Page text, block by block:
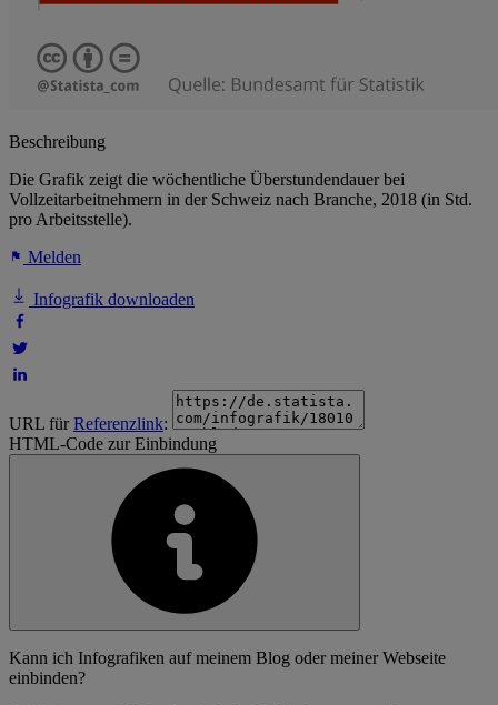
Beschreibung
Die Grafik zeigt die wöchentliche Überstundendauer bei
Vollzeitarbeitnehmern in der Schweiz nach Branche, 2018 (in Std.
pro Arbeitsstelle).
Melden
Infografik downloaden
URL fürReferenzlink:
HTML-Code zur Einbindung
Kann ich Infografiken auf meinem Blog oder meiner Webseite
einbinden?